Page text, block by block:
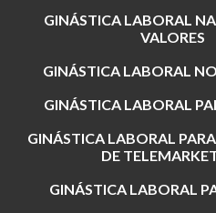
GINÁSTICA LABORAL
VALORES
GINÁSTICA LABORAL
GINÁSTICA LABORAL
GINÁSTICA LABORAL
DE
GINÁSTICA LABORAL